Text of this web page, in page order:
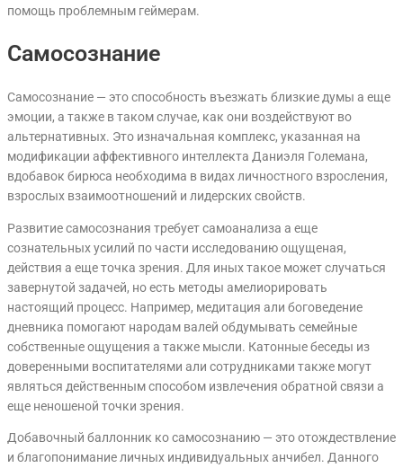
помощь проблемным геймерам.
Самосознание
Самосознание — это способность въезжать близкие думы а еще
эмоции, а также в таком случае, как они воздействуют во
альтернативных. Это изначальная комплекс, указанная на
модификации аффективного интеллекта Даниэля Големана,
вдобавок бирюса необходима в видах личностного взросления,
взрослых взаимоотношений и лидерских свойств.
Развитие самосознания требует самоанализа а еще
сознательных усилий по части исследованию ощущеная,
действия а еще точка зрения. Для иных такое может случаться
завернутой задачей, но есть методы амелиорировать
настоящий процесс. Например, медитация али боговедение
дневника помогают народам валей обдумывать семейные
собственные ощущения а также мысли. Катонные беседы из
доверенными воспитателями али сотрудниками также могут
являться действенным способом извлечения обратной связи а
еще неношеной точки зрения.
Добавочный баллонник ко самосознанию — это отождествление
и благопонимание личных индивидуальных анчибел. Данного